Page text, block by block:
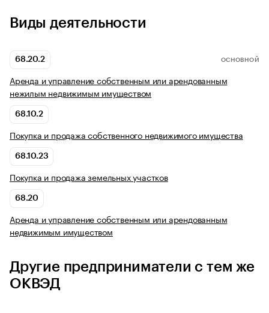
Виды деятельности
68.20.2 ОСНОВНОЙ
Аренда и управление собственным или арендованным
нежилым недвижимым имуществом
68.10.2
Покупка и продажа собственного недвижимого имущества
68.10.23
Покупка и продажа земельных участков
68.20
Аренда и управление собственным или арендованным
недвижимым имуществом
Другие предприниматели с тем же
ОКВЭД